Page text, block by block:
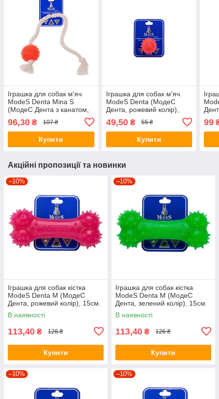
Іграшка для собак м'яч
ModeS Denta Mina S
(МодеС Дента з канатом,
96,30 ₴ 107 ₴
Купити
Іграшка для собак м'яч
ModeS Denta (МодеС
Дента, рожевий колір),
49,50₴ 55 ₴
Купити
99
Акційні пропозиції та новинки
–10%
Іграшка для собак кістка
ModeS Denta M (МодеС
Дента, рожевий колір), 15см.
В наявності
113,40 ₴ 126 ₴
Купити
–10%
Іграшка для собак кістка
ModeS Denta M (МодеС
Дента, зелений колір), 15см.
В наявності
113,40 ₴ 126 ₴
Купити
–10% –10%